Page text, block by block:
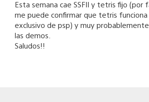
Esta semana cae SSFII y tetris fijo (por
me puede confirmar que tetris funciona
exclusivo de psp) y muy
las demos.
Saludos!!